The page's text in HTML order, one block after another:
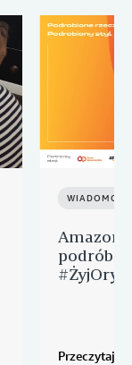
Amazon
Przeczytaj